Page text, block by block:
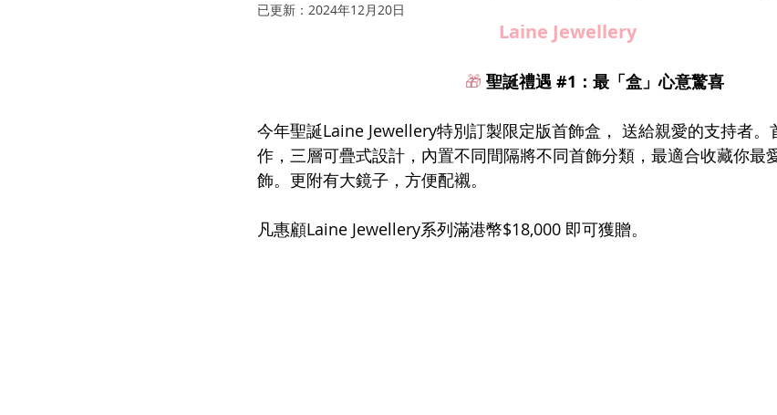
已更新： 2024年12月20日
                                                     Laine Jewellery
🎁 聖誕禮遇 #1 ：最「盒」心意驚喜
今年聖誕Laine Jewellery特別訂製限定版首飾盒， 送給親愛的支持者。
作，三層可疊式設計，內置不同間隔將不同首飾分類，最適合收藏你最
飾。更附有大鏡子，方便配襯。
凡惠顧Laine Jewellery系列滿港幣$18,000 即可獲贈。